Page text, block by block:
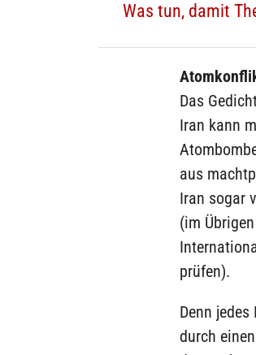
Was tun, damit
Das
Iran kann
aus
Iran sogar
(im
prüfen).
Denn
durch